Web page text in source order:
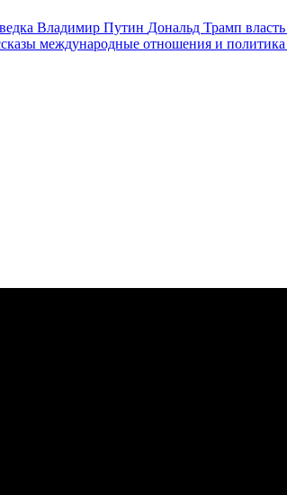
Владимир Путин Дональд Трамп власть
международные отношения и политика